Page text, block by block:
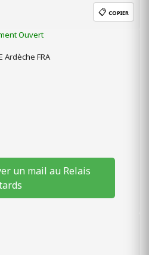
📋 COPIER
Ouvert
Ardèche FRA
un mail au Relais